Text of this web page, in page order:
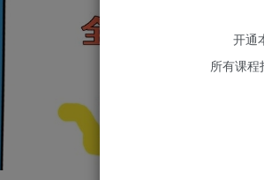
开通
所有课